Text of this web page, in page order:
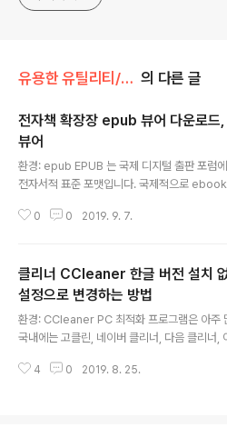
유용한 유틸리티/기타 의 다른 글
전자책 확장장 epub 뷰어 다운로
뷰어
환경: epub EPUB 는 국제 디지털 출판 포럼
전자서적 표준 포맷입니다. 국제적으로
다. 기존적으로 XHTML 이나 DTBook 를 이용
b 라면 eBook 파일인 것입니다. 이 파일을 열
해서는 별도의 뷰어가 필요합니다. 오늘은 수많
이 있지만 두 가지만 소개하려고 합니다. ▼
보기 위한 eBook 뷰어 중 하나는 Sumatra
PDF 문서뿐만 아니라 epub, mobi, chm 등
포맷을 열어 볼 수 있는 다중 뷰어입니다. 무료..
0 0 2019. 9. 7.
클리너 CCleaner 한글 버전 설치
설정으로 변경하는 방법
환경: CCleaner PC 최적화 프로그램은 아주
국내에는 고클린, 네이버 클리너, 다음 클리너,
이 사용하는 것 같아요. 처음 CCleaner 를 설치
4 0 2019. 8. 25.